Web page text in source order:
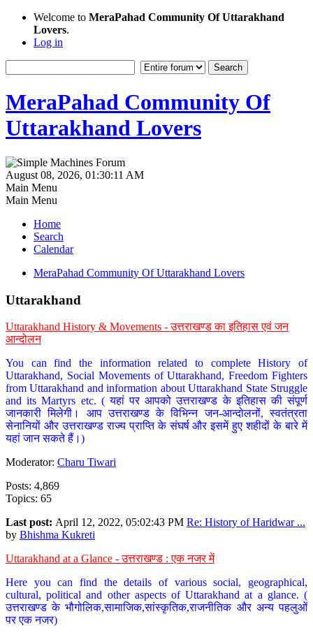
Welcome to MeraPahad Community Of Uttarakhand
Lovers.
Log in
MeraPahad Community Of
Uttarakhand Lovers
August 08, 2026, 01:30:11 AM
Main Menu
Main Menu
Home
Search
Calendar
MeraPahad Community Of Uttarakhand Lovers
Uttarakhand
Uttarakhand History & Movements - उत्तराखण्ड का इतिहास एवं जन
आन्दोलन
You can find the information related to complete History of
Uttarakhand, Social Movements of Uttarakhand, Freedom Fighters
from Uttarakhand and information about Uttarakhand State Struggle
and its Martyrs etc. ( यहां पर आपको उत्तराखण्ड के इतिहास की संपूर्ण
जानकारी मिलेगी। आप उत्तराखण्ड के विभिन्न जन-आन्दोलनों, स्वतंत्रता
सेनानियों और उत्तराखण्ड राज्य प्राप्ति के संघर्ष और इसमें हुए शहीदों के बारे में
यहां जान सकते हैं।)
Moderator: Charu Tiwari
Posts: 4,869
Topics: 65
Last post: April 12, 2022, 05:02:43 PM Re: History of Haridwar ...
by Bhishma Kukreti
Uttarakhand at a Glance - उत्तराखण्ड : एक नजर में
Here you can find the details of various social, geographical,
cultural, political and other aspects of Uttarakhand at a glance. (
उत्तराखण्ड के भौगोलिक,सामाजिक,सांस्कृतिक,राजनीतिक और अन्य पहलुओं
पर एक नजर)